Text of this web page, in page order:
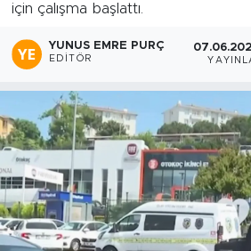
için çalışma başlattı.
YUNUS EMRE PURÇ
EDITÖR
Son Dakika Haberleri
Haber Arşivi